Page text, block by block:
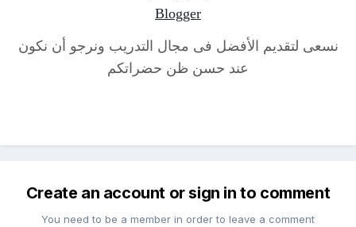
Blogger
نسعى لتقديم الأفضل فى مجال التدريب ونرجو أن نكون
عند حسن ظن حضراتكم
Create an account or sign in to comment
You need to be a member in order to leave a comment